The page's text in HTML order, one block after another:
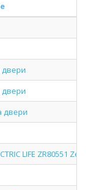
двери
LIFE ZR80551